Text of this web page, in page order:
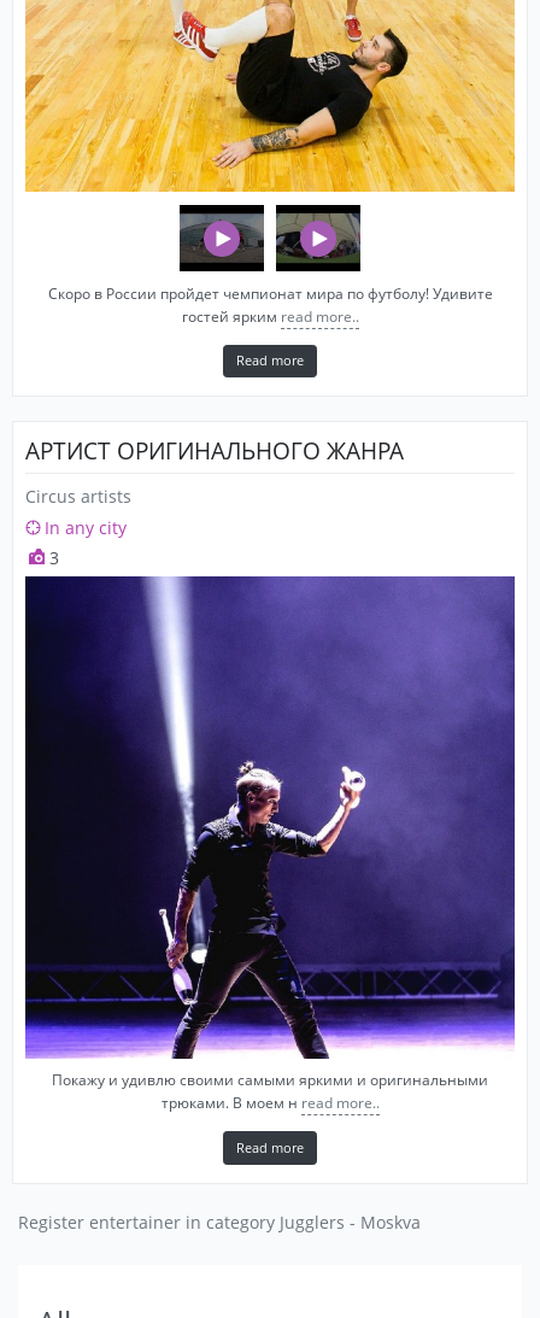
Скоро в России пройдет чемпионат мира по футболу! Удивите
гостей ярким read more..
Read more
АРТИСТ ОРИГИНАЛЬНОГО ЖАНРА
Circus artists
In any city
3
Покажу и удивлю своими самыми яркими и оригинальными
трюками. В моем н read more..
Read more
Register entertainer in category Jugglers - Moskva